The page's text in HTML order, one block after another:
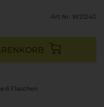
Art.Nr. W21240
6 Flaschen